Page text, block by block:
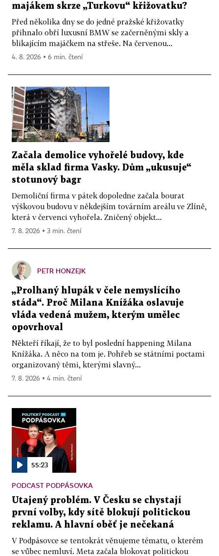
majákem skrze „Turkovu“ křižovatku?
Před několika dny se do jedné pražské křižovatky
přihnalo obří luxusní BMW se začerněnými skly a
blikajícím majáčkem na střeše. Na červenou...
4. 8. 2026 ▪ 6 min. čtení
Začala demolice vyhořelé budovy, kde
měla sklad firma Vasky. Dům „ukusuje“
stotunový bagr
Demoliční firma v pátek dopoledne začala bourat
výškovou budovu v někdejším továrním areálu ve Zlíně,
která v červenci vyhořela. Zničený objekt...
7. 8. 2026 ▪ 3 min. čtení
PETR HONZEJK
„Prolhaný hlupák v čele nemyslícího
stáda“. Proč Milana Knížáka oslavuje
vláda vedená mužem, kterým umělec
opovrhoval
Někteří říkají, že to byl poslední happening Milana
Knížáka. A něco na tom je. Pohřeb se státními poctami
organizovaný těmi, kterými slavný...
7. 8. 2026 ▪ 4 min. čtení
55:23
PODCAST PODPÁSOVKA
Utajený problém. V Česku se chystají
první volby, kdy sítě blokují politickou
reklamu. A hlavní oběť je nečekaná
V Podpásovce se tentokrát věnujeme tématu, o kterém
se vůbec nemluví. Meta začala blokovat politickou